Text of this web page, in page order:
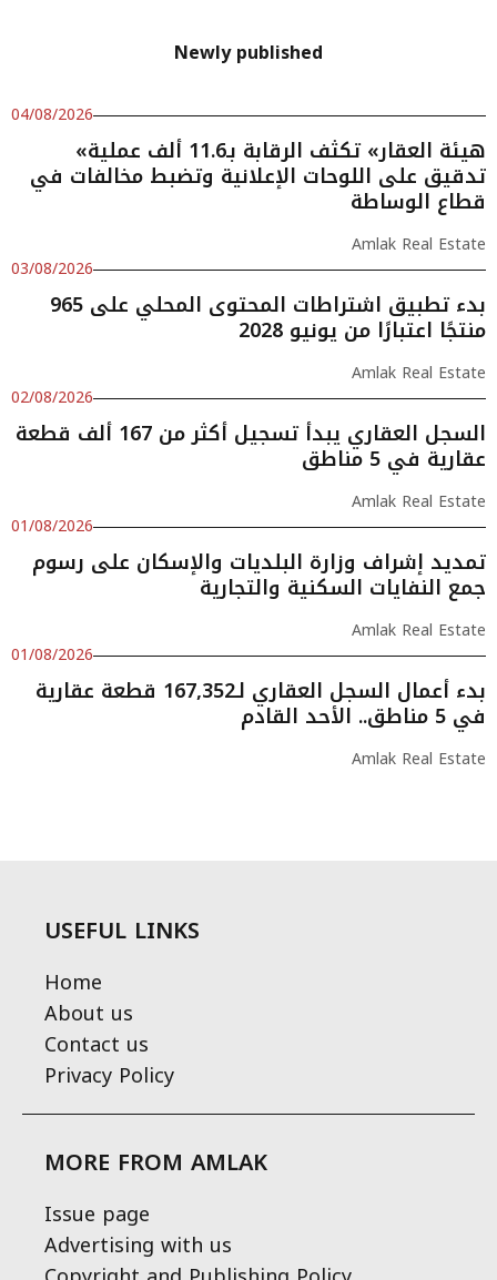
Newly published
04/08/2026
«هيئة العقار» تكثف الرقابة بـ11.6 ألف عملية
تدقيق على اللوحات الإعلانية وتضبط مخالفات في
قطاع الوساطة
Amlak Real Estate
03/08/2026
بدء تطبيق اشتراطات المحتوى المحلي على 965
منتجًا اعتبارًا من يونيو 2028
Amlak Real Estate
02/08/2026
السجل العقاري يبدأ تسجيل أكثر من 167 ألف قطعة
عقارية في 5 مناطق
Amlak Real Estate
01/08/2026
تمديد إشراف وزارة البلديات والإسكان على رسوم
جمع النفايات السكنية والتجارية
Amlak Real Estate
01/08/2026
بدء أعمال السجل العقاري لـ167,352 قطعة عقارية
في 5 مناطق.. الأحد القادم
Amlak Real Estate
USEFUL LINKS
Home
About us
Contact us
Privacy Policy
MORE FROM AMLAK
Issue page
Advertising with us